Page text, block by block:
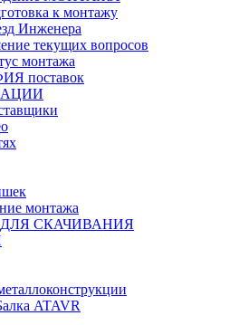
к монтажу
Инженера
текущих вопросов
монтажа
поставок
монтажа
СКАЧИВАНИЯ
ATAVR